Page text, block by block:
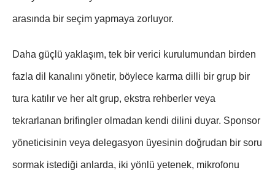
arasında bir seçim yapmaya zorluyor.
Daha güçlü yaklaşım, tek bir verici kurulumundan birden
fazla dil kanalını yönetir, böylece karma dilli bir grup bir
tura katılır ve her alt grup, ekstra rehberler veya
tekrarlanan brifingler olmadan kendi dilini duyar. Sponsor
yöneticisinin veya delegasyon üyesinin doğrudan bir soru
sormak istediği anlarda, iki yönlü yetenek, mikrofonu